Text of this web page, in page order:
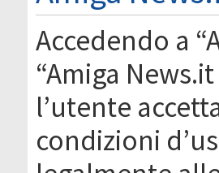
Accedendo a
“Amiga
l’utente
condizioni